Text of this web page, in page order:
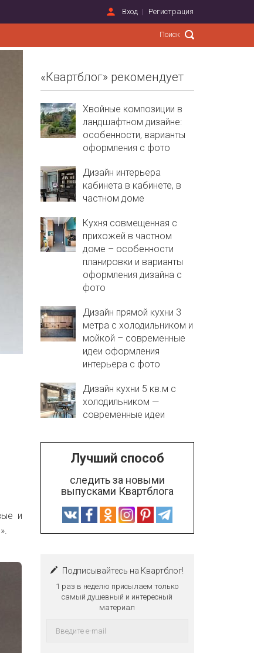
Вход Регистрация
и
«Квартблог» рекомендует
Хвойные композиции в
ландшафтном дизайне:
особенности, варианты
оформления с фото
Дизайн интерьера
кабинета в кабинете, в
частном доме
Кухня совмещенная с
прихожей в частном
доме – особенности
планировки и варианты
оформления дизайна с
фото
Дизайн прямой кухни 3
метра с холодильником и
мойкой – современные
идеи оформления
интерьера с фото
Дизайн кухни 5 кв.м с
холодильником —
современные идеи
Лучший способ
следить за новыми
выпусками Квартблога
Подписывайтесь на Квартблог!
1 раз в неделю присылаем только
самый душевный и интересный
материал